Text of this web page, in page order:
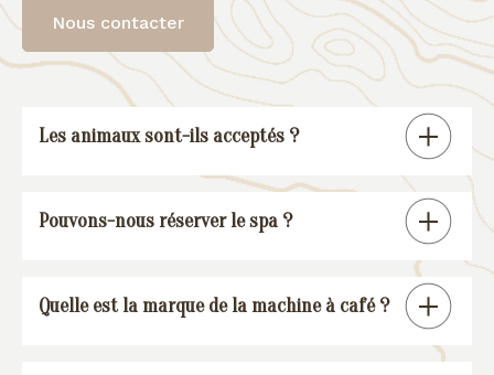
Nous contacter
Les animaux sont-ils acceptés ?
Tous nos gîtes sont « pet friendly », à
l’exception de la suite spa.
Pouvons-nous réserver le spa ?
pourrez réserver une session spa (voir
Quelle est la marque de la machine à café ?